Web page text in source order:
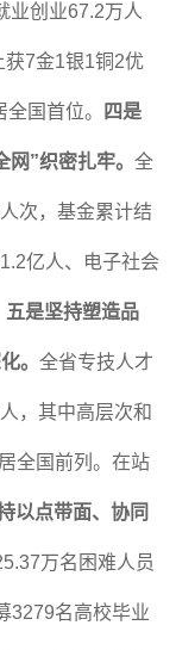
业创业67.2万人
获7金1银1铜2优
国首位。 四是
网”织密扎牢。全
次，基金累计结
亿人、电子社会
五是坚持塑造品
。全省专技人才
，其中高层次和
全国前列。在站
以点带面、协同
万名困难人员
3279名高校毕业